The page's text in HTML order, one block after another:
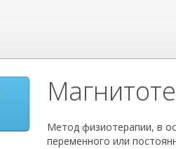
Метод физиотерапии, в
переменного или